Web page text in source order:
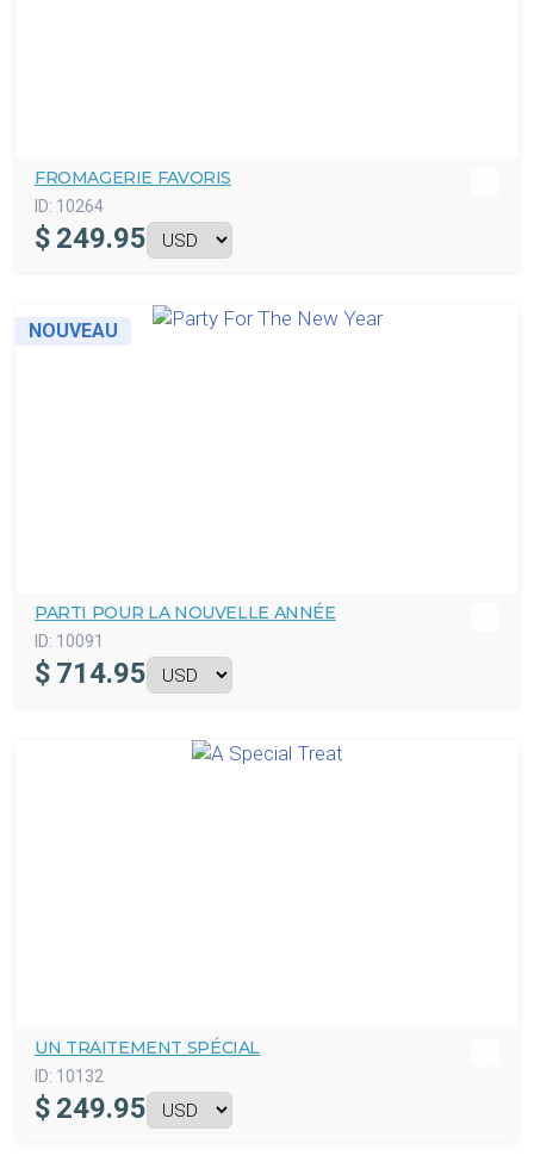
FROMAGERIE FAVORIS
ID: 10264
$ 249.95
NOUVEAU
PARTI POUR LA NOUVELLE ANNÉE
ID: 10091
$ 714.95
UN TRAITEMENT SPÉCIAL
ID: 10132
$ 249.95